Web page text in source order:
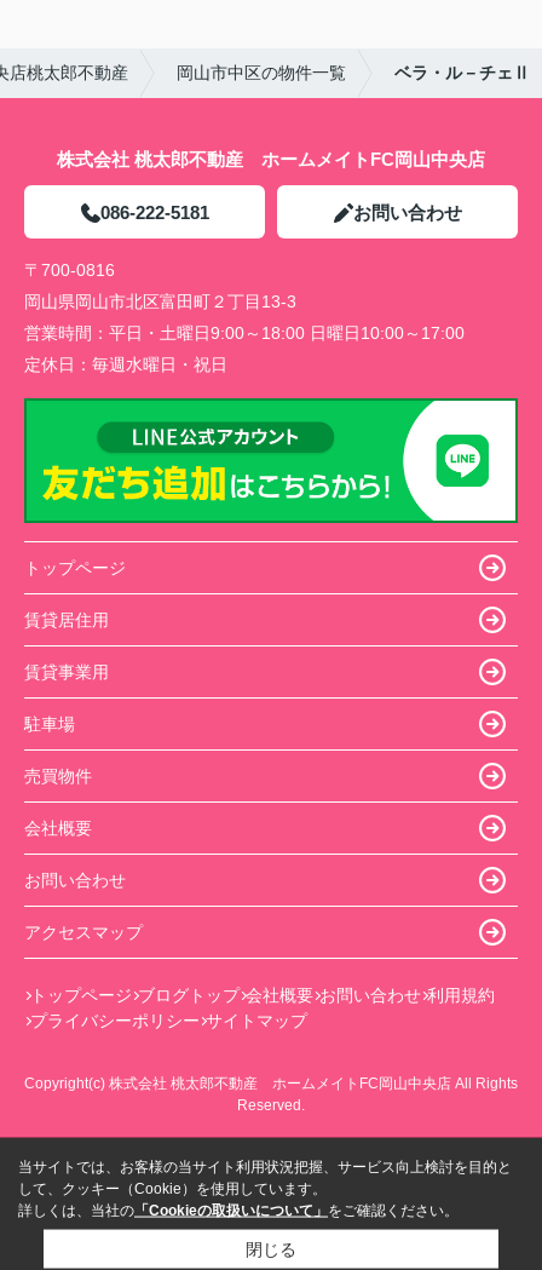
店桃太郎不動産 岡山市中区の物件一覧 ベラ・ル－チェⅡ
株式会社 桃太郎不動産 ホームメイトFC岡山中央店
086-222-5181 お問い合わせ
〒700-0816
岡山県岡山市北区富田町２丁目13-3
営業時間： 平日・土曜日9:00～18:00 日曜日10:00～17:00
定休日： 毎週水曜日・祝日
トップページ
賃貸居住用
賃貸事業用
駐車場
売買物件
会社概要
お問い合わせ
アクセスマップ
トップページ ブログトップ 会社概要 お問い合わせ 利用規約
プライバシーポリシー サイトマップ
Copyright(c) 株式会社 桃太郎不動産 ホームメイトFC岡山中央店 All Rights
Reserved.
当サイトでは、お客様の当サイト利用状況把握、サービス向上検討を目的と
して、クッキー（Cookie）を使用しています。
詳しくは、当社の 「Cookieの取扱いについて」 をご確認ください。
閉じる